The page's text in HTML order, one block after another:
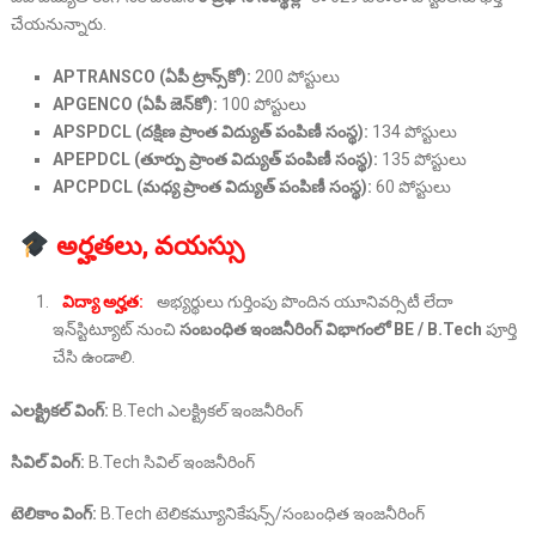
చేయనున్నారు.
APTRANSCO (ఏపీ ట్రాన్స్‌కో): 200 పోస్టులు
APGENCO (ఏపీ జెన్‌కో): 100 పోస్టులు
APSPDCL (దక్షిణ ప్రాంత విద్యుత్ పంపిణీ సంస్థ): 134 పోస్టులు
APEPDCL (తూర్పు ప్రాంత విద్యుత్ పంపిణీ సంస్థ): 135 పోస్టులు
APCPDCL (మధ్య ప్రాంత విద్యుత్ పంపిణీ సంస్థ): 60 పోస్టులు
అర్హతలు, వయస్సు
విద్యా అర్హత:
అభ్యర్థులు గుర్తింపు పొందిన యూనివర్సిటీ లేదా
ఇన్‌స్టిట్యూట్ నుంచిసంబంధిత ఇంజనీరింగ్ విభాగంలో BE / B.Tech పూర్తి
చేసి ఉండాలి.
ఎలక్ట్రికల్ వింగ్: B.Tech ఎలక్ట్రికల్ ఇంజనీరింగ్
సివిల్ వింగ్: B.Tech సివిల్ ఇంజనీరింగ్
టెలికాం వింగ్: B.Tech టెలికమ్యూనికేషన్స్/సంబంధిత ఇంజనీరింగ్